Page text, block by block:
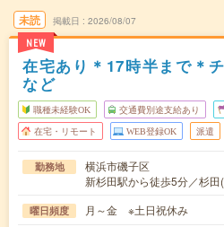
未読
NEW
掲載日 2026/08/07
在宅あり＊17時半まで＊
など
職種未経験OK 交通費別途支給あり
在宅・リモート WEB登録OK 派遣
勤務地
横浜市磯子区
新杉田駅から徒歩5分／杉
曜日頻度 月～金 ※土日祝休み